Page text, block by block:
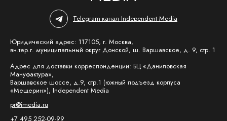
Telegram-канал Independent Media
Юридический адрес: 117105, г. Москва,
вн.тер.г. муниципальный округ Донской, ш. Варшавское, д. 9, стр. 1
Адрес для доставки корреспонденции: БЦ «Даниловская
Мануфактура»,
Варшавское шоссе, д.9, стр.1 (южный подъезд корпуса
«Мещерин»), Independent Media
pr@imedia.ru
+7 495 252-09-99